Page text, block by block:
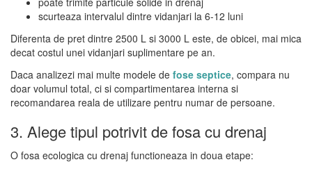
scurteaza intervalul dintre vidanjari la 6-12 luni
Diferenta de pret dintre 2500 L si 3000 L este, de obicei, mai mica
decat costul unei vidanjari suplimentare pe an.
Daca analizezi mai multe modele de fose septice, compara nu
doar volumul total, ci si compartimentarea interna si
recomandarea reala de utilizare pentru numar de persoane.
3. Alege tipul potrivit de fosa cu drenaj
O fosa ecologica cu drenaj functioneaza in doua etape: